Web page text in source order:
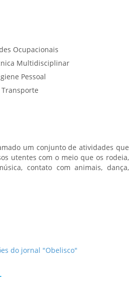
Ocupacionais
Multidisciplinar
Pessoal
Transporte
um conjunto de atividades que
utentes com o meio que os rodeia,
contato com animais, dança,
do jornal "Obelisco"